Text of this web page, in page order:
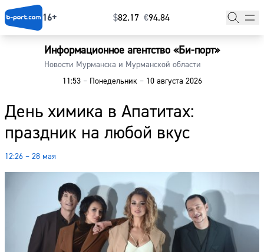
16+ $⁠82.17 €⁠94.84
Информационное агентство «Би-порт»
Новости Мурманска и Мурманской области
11:53 –Понедельник –10 августа 2026
День химика в Апатитах:
праздник на любой вкус
12:26 – 28 мая
Главная
Наши гости
Фоторепортажи
Погода
Курсы валют